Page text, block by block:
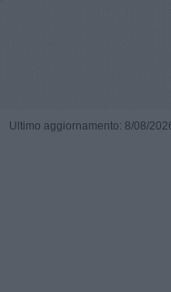
Ultimo aggiornamento: 8/08/